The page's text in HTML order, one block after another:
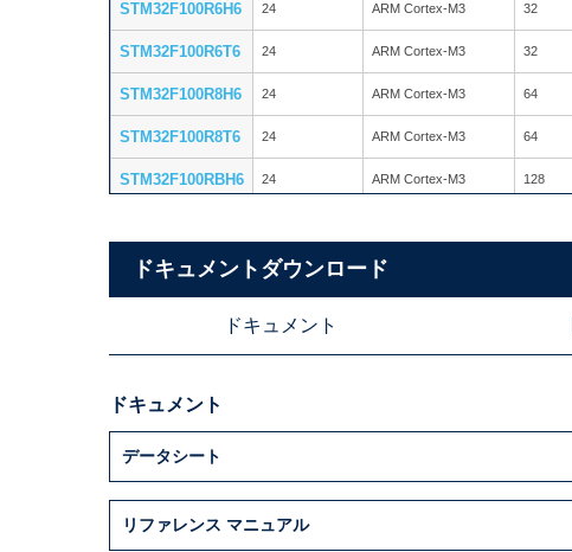
STM32F100R6H6 24 ARM Cortex-M3 32
STM32F100R6T6 24 ARM Cortex-M3 32
STM32F100R8H6 24 ARM Cortex-M3 64
STM32F100R8T6 24 ARM Cortex-M3 64
STM32F100RBH6 24 ARM Cortex-M3 128
STM32F100RCT6 24 ARM Cortex-M3
STM32F100V8T6
STM32F100VBT6 24 ARM Cortex-M3 128
STM32F100VCT6
STM32F100VDT6 24
ドキュメントダウンロード
ドキュメント
ドキュメント
データシート
リファレンス マニュアル